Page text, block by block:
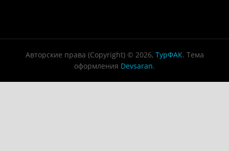
Авторские права (Copyright) © 2026, ТурФАК. Тема
оформления Devsaran.